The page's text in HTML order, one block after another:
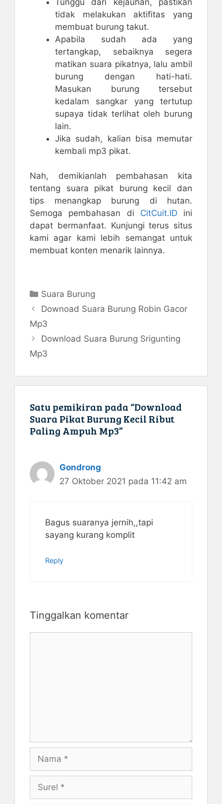
tidak melakukan aktifitas yang
membuat burung takut.
Apabila sudah ada yang
tertangkap, sebaiknya segera
matikan suara pikatnya, lalu ambil
burung dengan hati-hati.
Masukan burung tersebut
kedalam sangkar yang tertutup
supaya tidak terlihat oleh burung
lain.
Jika sudah, kalian bisa memutar
kembali mp3 pikat.
Nah, demikianlah pembahasan kita
tentang suara pikat burung kecil dan
tips menangkap burung di hutan.
Semoga pembahasan di CitCuit.IDini
dapat bermanfaat. Kunjungi terus situs
kami agar kami lebih semangat untuk
membuat konten menarik lainnya.
Kategori
Suara Burung
Downoad Suara Burung Robin Gacor
Mp3
Download Suara Burung Srigunting
Mp3
Satu pemikiran pada “Download
Suara Pikat Burung Kecil Ribut
Paling Ampuh Mp3”
Gondrong
27 Oktober 2021 pada 11:42 am
Bagus suaranya jernih,,tapi
sayang kurang komplit
Reply
Tinggalkan komentar
Nama
Surel